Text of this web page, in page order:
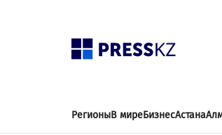
РегионыВ миреБизнесАстана